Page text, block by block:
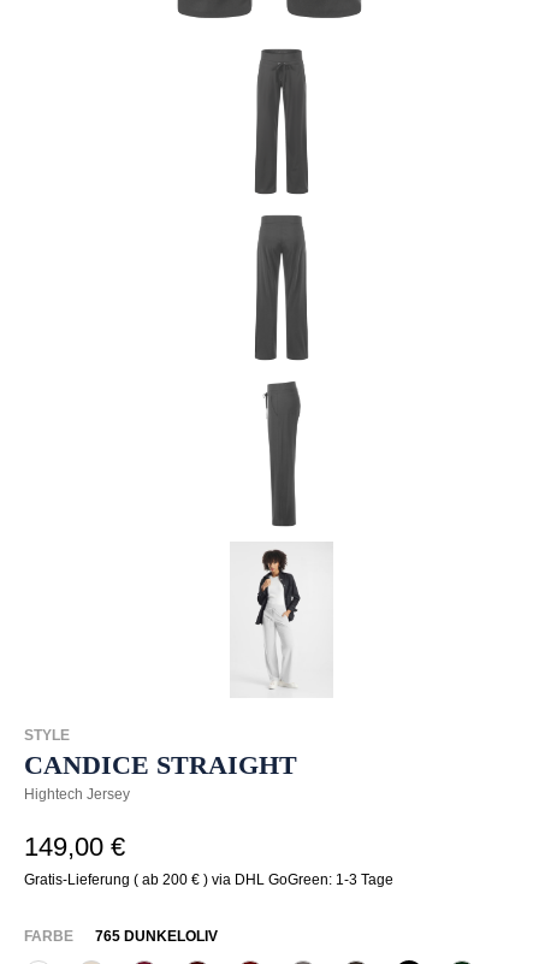
STYLE
CANDICE STRAIGHT
Hightech Jersey
149,00 €
Gratis-Lieferung ( ab 200 € ) via DHL GoGreen: 1-3 Tage
FARBEAUSWÄHLEN
765 DUNKELOLIV